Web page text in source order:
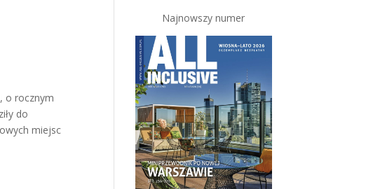
o rocznym
do
miejsc
Najnowszy numer